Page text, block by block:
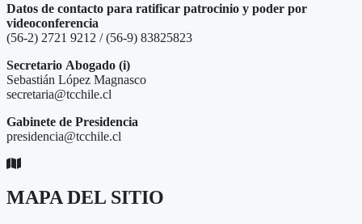
Datos de contacto para ratificar patrocinio y poder por
videoconferencia
(56-2) 2721 9212 / (56-9) 83825823
Secretario Abogado (i)
Sebastián López Magnasco
secretaria@tcchile.cl
Gabinete de Presidencia
presidencia@tcchile.cl
MAPA DEL SITIO